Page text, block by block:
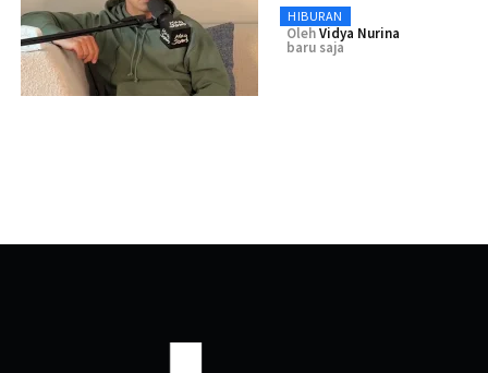
HIBURAN
OlehVidya Nurina
baru saja